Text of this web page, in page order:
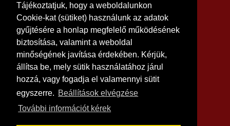
Tájékoztatjuk, hogy a weboldalunkon
Cookie-kat (sütiket) használunk az adatok
gyűjtésére a honlap megfelelő működésének
biztosítása, valamint a weboldal
minőségének javítása érdekében. Kérjük,
állítsa be, mely sütik használatához járul
hozzá, vagy fogadja el valamennyi sütit
egyszerre. Beállítások elvégzése
További információt kérek
Impresszum
Süti beállítások
Információk
Hírek, cikkek
Kapcsolat
Letölthető dokumentumok
Rólunk